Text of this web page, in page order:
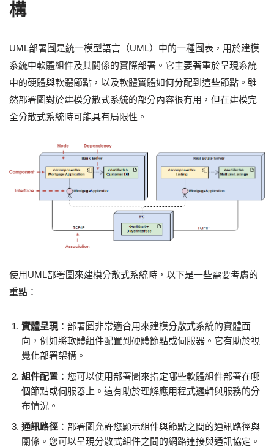
構
UML部署圖是統一模型語言（UML）中的一種圖表，用於建模
系統中軟體組件及其關係的實際部署。它主要著重於呈現系統
中的硬體與軟體節點，以及軟體實體如何分配到這些節點。雖
然部署圖對於建模分散式系統的部分內容很有用，但在建模完
全分散式系統時可能具有局限性。
使用UML部署圖來建模分散式系統時，以下是一些需要考慮的
重點：
實體呈現 ：部署圖非常適合用來建模分散式系統的實體面
向，例如將軟體組件配置到硬體節點或伺服器。它有助於視
覺化部署架構。
組件配置 ：您可以使用部署圖來指定哪些軟體組件部署在哪
個節點或伺服器上。這有助於理解應用程式邏輯與服務的分
布情況。
通訊路徑 ：部署圖允許您顯示組件與節點之間的通訊路徑與
關係。您可以呈現分散式組件之間的網路連接與通訊協定。